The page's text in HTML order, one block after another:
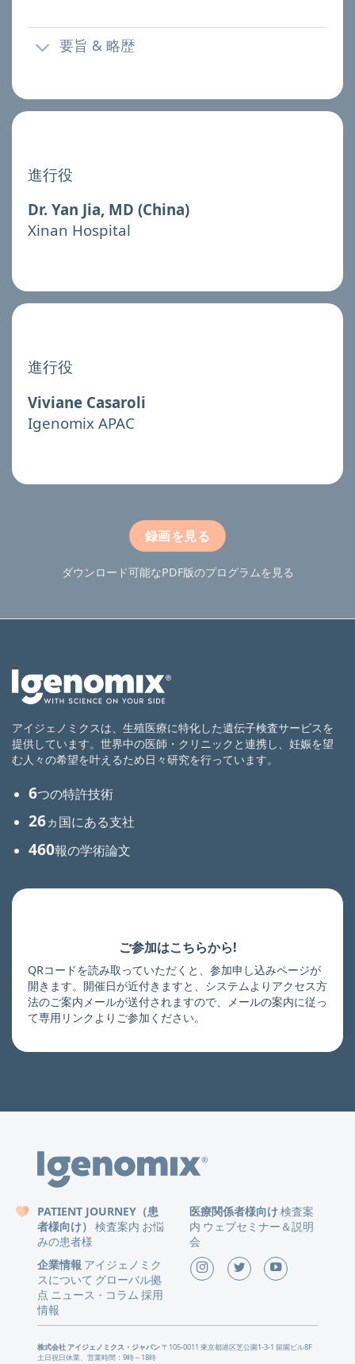
要旨 & 略歴
進行役
Dr. Yan Jia, MD (China)
Xinan Hospital
進行役
Viviane Casaroli
Igenomix APAC
録画を見る
ダウンロード可能なPDF版のプログラムを見る
アイジェノミクスは、生殖医療に特化した遺伝子検査サービスを
提供しています。世界中の医師・クリニックと連携し、妊娠を望
む人々の希望を叶えるため日々研究を行っています。
6つの特許技術
26ヵ国にある支社
460報の学術論文
ご参加はこちらから!
QRコードを読み取っていただくと、参加申し込みページが
開きます。開催日が近付きますと、システムよりアクセス方
法のご案内メールが送付されますので、メールの案内に従っ
て専用リンクよりご参加ください。
PATIENT JOURNEY（患
者様向け） 検査案内 お悩
みの患者様
医療関係者様向け検査案
内 ウェブセミナー＆説明
会
企業情報 アイジェノミク
スについて グローバル拠
点 ニュース ・ コラム 採用
情報
株式会社 アイジェノミクス・ジャパン〒105-0011 東京都港区芝公園1-3-1 留園ビル8F
土日祝日休業、営業時間：9時～18時